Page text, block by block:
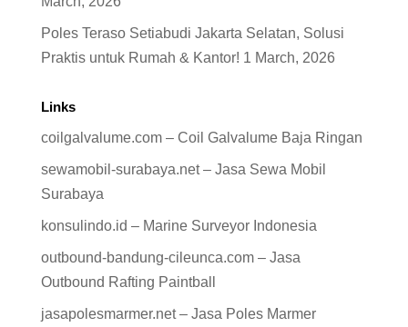
Poles Teraso Setiabudi Jakarta Selatan, Solusi
Praktis untuk Rumah & Kantor! 1 March, 2026
Links
coilgalvalume.com – Coil Galvalume Baja Ringan
sewamobil-surabaya.net – Jasa Sewa Mobil
Surabaya
konsulindo.id – Marine Surveyor Indonesia
outbound-bandung-cileunca.com – Jasa
Outbound Rafting Paintball
jasapolesmarmer.net – Jasa Poles Marmer